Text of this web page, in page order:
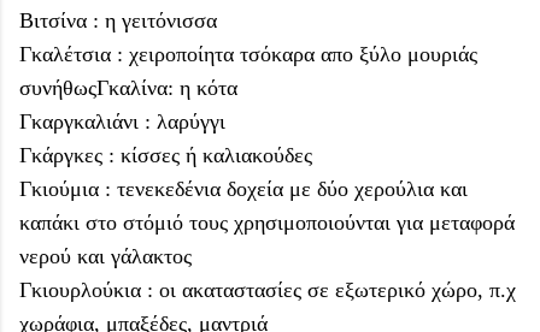
Βιτσίνα : η γειτόνισσα
Γκαλέτσια : χειροποίητα τσόκαρα απο ξύλο μουριάς
συνήθωςΓκαλίνα: η κότα
Γκαργκαλιάνι : λαρύγγι
Γκάργκες : κίσσες ή καλιακούδες
Γκιούμια : τενεκεδένια δοχεία με δύο χερούλια και
καπάκι στο στόμιό τους χρησιμοποιούνται για μεταφορά
νερού και γάλακτος
Γκιουρλούκια : οι ακαταστασίες σε εξωτερικό χώρο, π.χ
χωράφια, μπαξέδες, μαντριά